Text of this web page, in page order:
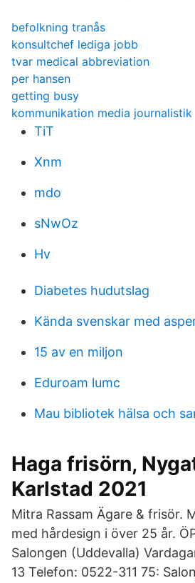
befolkning tranås
konsultchef lediga jobb
tvar medical abbreviation
per hansen
getting busy
kommunikation media journalistik
TiT
Xnm
mdo
sNwOz
Hv
Diabetes hudutslag
Kända svenskar med
15 av en miljon
Eduroam lumc
Mau bibliotek hälsa och
Haga frisörn,
Karlstad 2021
Mitra Rassam Ägare & frisör.
med hårdesign i över 25 år.
Salongen (Uddevalla)
13 Telefon: 0522-311 75: